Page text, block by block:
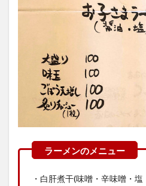
・白肝煮干(味噌・辛味噌・塩